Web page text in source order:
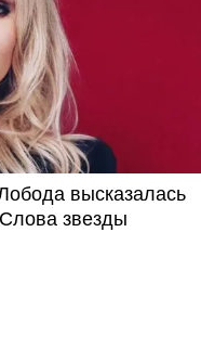
высказалась
звезды